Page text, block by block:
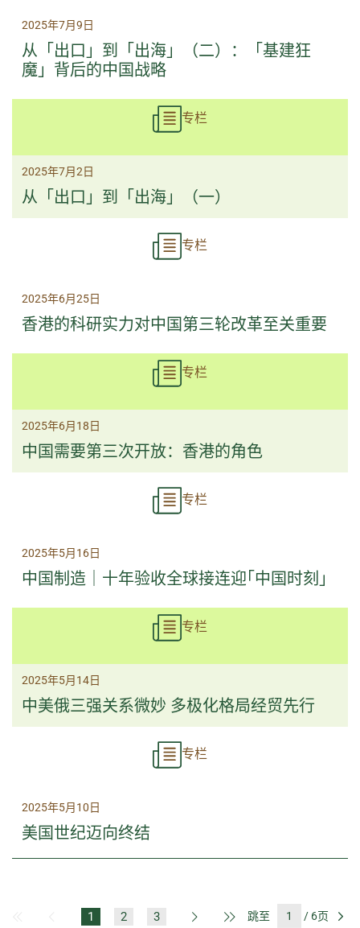
2025年7月9日
从「出口」到「出海」（二）：「基建狂
魔」背后的中国战略
专栏
2025年7月2日
从「出口」到「出海」（一）
专栏
2025年6月25日
香港的科研实力对中国第三轮改革至关重要
专栏
2025年6月18日
中国需要第三次开放：香港的角色
专栏
2025年5月16日
中国制造｜十年验收全球接连迎｢中国时刻｣
专栏
2025年5月14日
中美俄三强关系微妙 多极化格局经贸先行
专栏
2025年5月10日
美国世纪迈向终结
上一页
1 2 3 下一页 最后一页
跳至 / 6页